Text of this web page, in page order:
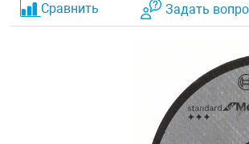
Сравнить Задать